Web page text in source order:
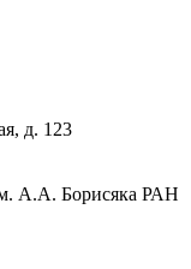
д. 123
А.А. Борисяка РАН